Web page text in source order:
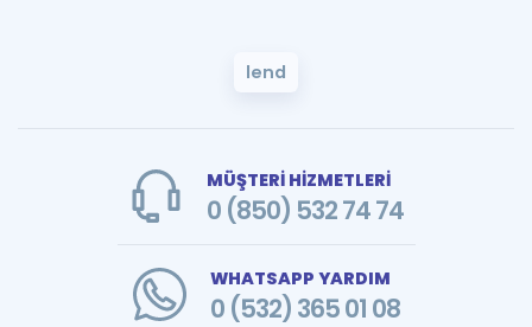
lend
MÜŞTERİ HİZMETLERİ
0 (850) 532 74 74
WHATSAPP YARDIM
0 (532) 365 01 08